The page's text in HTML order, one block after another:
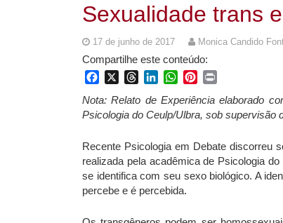
Sexualidade trans
17 de junho de 2017 Monica Candido
Compartilhe este conteúdo:
FacebookThreadsLinkedInWhatsApp
Pinterest
Nota: Relato de Experiência elaborado
Psicologia do Ceulp/Ulbra, sob supervisão
Recente Psicologia em Debate discorreu
realizada pela acadêmica de Psicologia
se identifica com seu sexo biológico. A
percebe e é percebida.